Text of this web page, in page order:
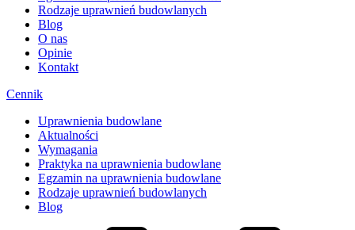
Rodzaje uprawnień budowlanych
Blog
O nas
Opinie
Kontakt
Cennik
Uprawnienia budowlane
Aktualności
Wymagania
Praktyka na uprawnienia budowlane
Egzamin na uprawnienia budowlane
Rodzaje uprawnień budowlanych
Blog